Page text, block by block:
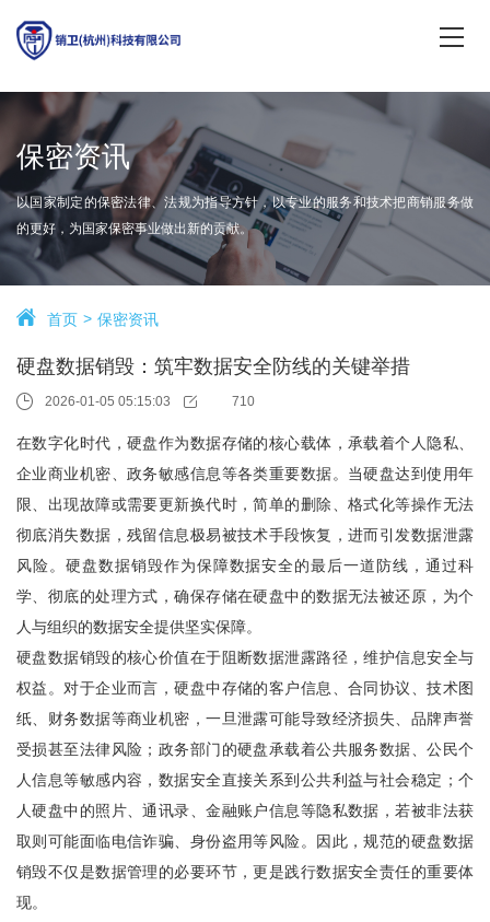
保密资讯
以国家制定的保密法律、法规为指导方针，以专业的服务和技术把商销服务做
的更好，为国家保密事业做出新的贡献。
首页 保密资讯
硬盘数据销毁：筑牢数据安全防线的关键举措
2026-01-05 05:15:03 710
在数字化时代，硬盘作为数据存储的核心载体，承载着个人隐私、
企业商业机密、政务敏感信息等各类重要数据。当硬盘达到使用年
限、出现故障或需要更新换代时，简单的删除、格式化等操作无法
彻底消失数据，残留信息极易被技术手段恢复，进而引发数据泄露
风险。硬盘数据销毁作为保障数据安全的最后一道防线，通过科
学、彻底的处理方式，确保存储在硬盘中的数据无法被还原，为个
人与组织的数据安全提供坚实保障。
硬盘数据销毁的核心价值在于阻断数据泄露路径，维护信息安全与
权益。对于企业而言，硬盘中存储的客户信息、合同协议、技术图
纸、财务数据等商业机密，一旦泄露可能导致经济损失、品牌声誉
受损甚至法律风险；政务部门的硬盘承载着公共服务数据、公民个
人信息等敏感内容，数据安全直接关系到公共利益与社会稳定；个
人硬盘中的照片、通讯录、金融账户信息等隐私数据，若被非法获
取则可能面临电信诈骗、身份盗用等风险。因此，规范的硬盘数据
销毁不仅是数据管理的必要环节，更是践行数据安全责任的重要体
现。